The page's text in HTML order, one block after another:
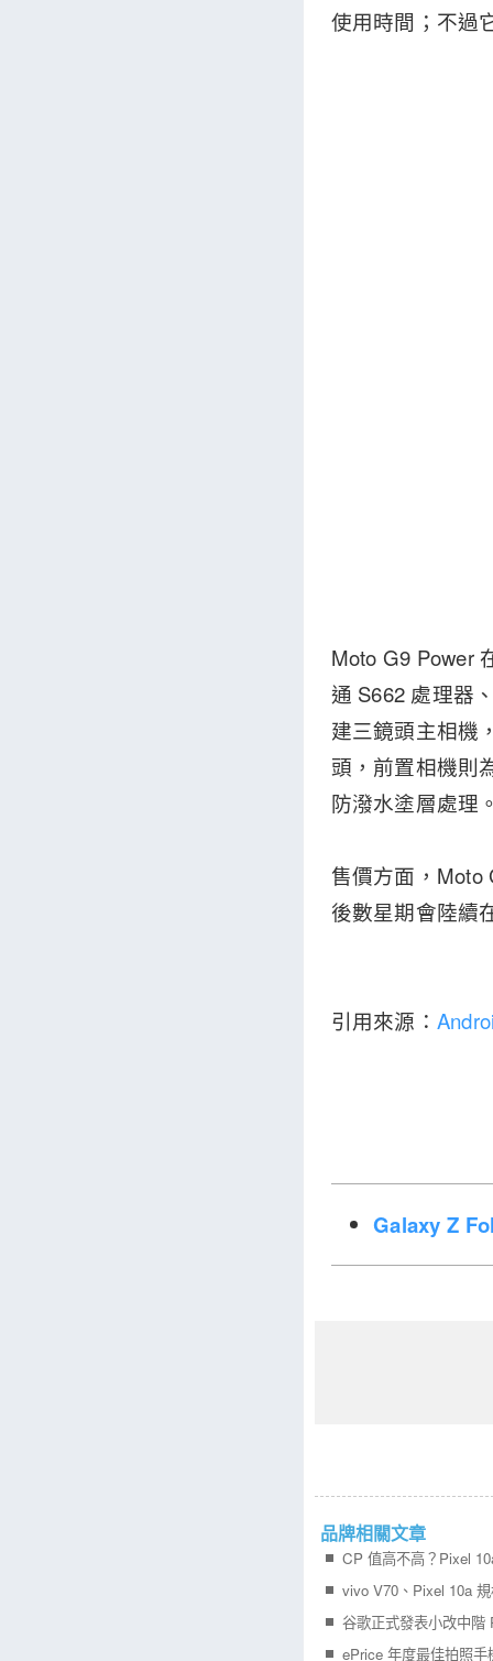
使用時間；不過
Moto G9 Power
通 S662 處理器
建三鏡頭主相機
頭，前置相機則
防潑水塗層處理
售價方面，Moto
後數星期會陸續
引用來源：
Galaxy Z
品牌相關文章
CP 值高不高？Pixel
vivo V70、Pixel 10a
谷歌正式發表小改中階
ePrice 年度最佳拍照手